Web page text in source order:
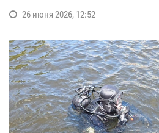
26 июня 2026, 12:52